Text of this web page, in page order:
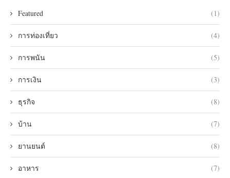
Featured (1)
การท่องเที่ยว (4)
การพนัน (5)
การเงิน (3)
ธุรกิจ (8)
บ้าน (7)
ยานยนต์ (8)
อาหาร (7)